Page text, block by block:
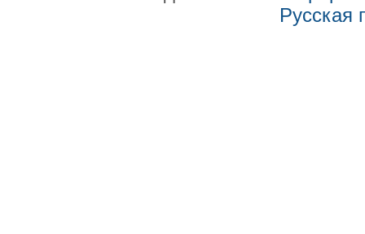
Русская